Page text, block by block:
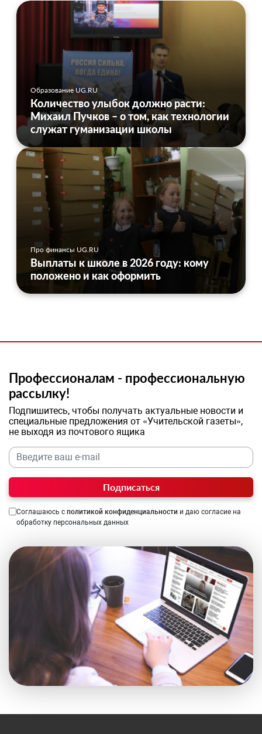
Образование UG.RU
Количество улыбок должно расти:
Михаил Пучков – о том, как технологии
служат гуманизации школы
Про финансы UG.RU
Выплаты к школе в 2026 году: кому
положено и как оформить
Профессионалам - профессиональную
рассылку!
Подпишитесь, чтобы получать актуальные новости и
специальные предложения от «Учительской газеты»,
не выходя из почтового ящика
Подписаться
Соглашаюсь с политикой конфиденциальности и даю согласие на
обработку персональных данных